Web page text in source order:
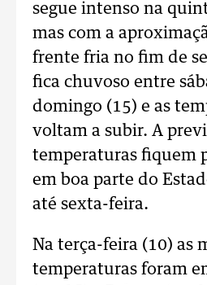
segue intenso na
mas com a
frente fria no fim de
fica chuvoso entre
domingo (15) e as
voltam a subir. A
temperaturas fiquem
em boa parte do
até sexta-feira.
Na terça-feira (10) as
temperaturas foram